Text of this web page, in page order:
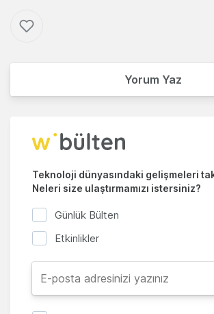
Yorum Yaz
Teknoloji dünyasındaki gelişmeleri
Neleri size ulaştırmamızı istersiniz?
Günlük Bülten
Etkinlikler